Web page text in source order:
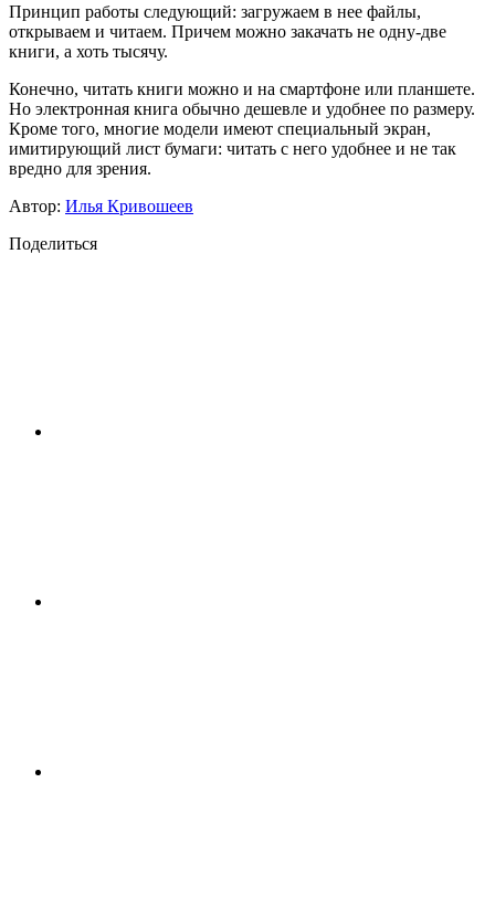
Принцип работы следующий: загружаем в нее файлы,
открываем и читаем. Причем можно закачать не одну-две
книги, а хоть тысячу.
Конечно, читать книги можно и на смартфоне или планшете.
Но электронная книга обычно дешевле и удобнее по размеру.
Кроме того, многие модели имеют специальный экран,
имитирующий лист бумаги: читать с него удобнее и не так
вредно для зрения.
Автор: Илья Кривошеев
Поделиться